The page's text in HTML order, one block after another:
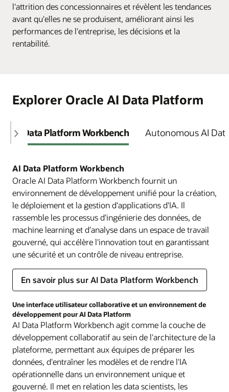
l'attrition des concessionnaires et révèlent les tendances
avant qu'elles ne se produisent, améliorant ainsi les
performances de l'entreprise, les décisions et la
rentabilité.
Explorer Oracle AI Data Platform
AI Data Platform Workbench Autonomous AI
AI Data Platform Workbench
Oracle AI Data Platform Workbench fournit un
environnement de développement unifié pour la création,
le déploiement et la gestion d'applications d'IA. Il
rassemble les processus d'ingénierie des données, de
machine learning et d'analyse dans un espace de travail
gouverné, qui accélère l'innovation tout en garantissant
une sécurité et un contrôle de niveau entreprise.
En savoir plus sur AI Data Platform Workbench
Une interface utilisateur collaborative et un environnement de
développement pour AI Data Platform
AI Data Platform Workbench agit comme la couche de
développement collaboratif au sein de l'architecture de la
plateforme, permettant aux équipes de préparer les
données, d'entraîner les modèles et de rendre l'IA
opérationnelle dans un environnement unique et
gouverné. Il met en relation les data scientists, les